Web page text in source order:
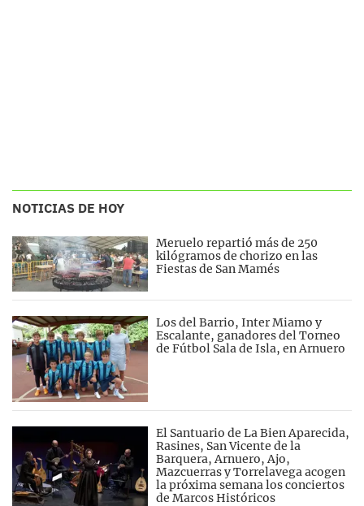
NOTICIAS DE HOY
Meruelo repartió más de 250
kilógramos de chorizo en las
Fiestas de San Mamés
Los del Barrio, Inter Miamo y
Escalante, ganadores del Torneo
de Fútbol Sala de Isla, en Arnuero
El Santuario de La Bien Aparecida,
Rasines, San Vicente de la
Barquera, Arnuero, Ajo,
Mazcuerras y Torrelavega acogen
la próxima semana los conciertos
de Marcos Históricos